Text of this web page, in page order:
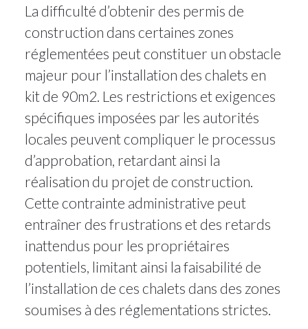
La difficulté d’obtenir des permis de
construction dans certaines zones
réglementées peut constituer un obstacle
majeur pour l’installation des chalets en
kit de 90m2. Les restrictions et exigences
spécifiques imposées par les autorités
locales peuvent compliquer le processus
d’approbation, retardant ainsi la
réalisation du projet de construction.
Cette contrainte administrative peut
entraîner des frustrations et des retards
inattendus pour les propriétaires
potentiels, limitant ainsi la faisabilité de
l’installation de ces chalets dans des zones
soumises à des réglementations strictes.